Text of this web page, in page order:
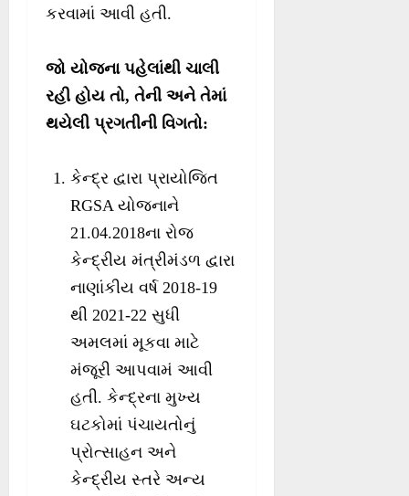
કરવામાં આવી હતી.
જો યોજના પહેલાંથી ચાલી
રહી હોય તો, તેની અને તેમાં
થયેલી પ્રગતીની વિગતો:
કેન્દ્ર દ્વારા પ્રાયોજિત
RGSA યોજનાને
21.04.2018ના રોજ
કેન્દ્રીય મંત્રીમંડળ દ્વારા
નાણાંકીય વર્ષ 2018-19
થી 2021-22 સુધી
અમલમાં મૂકવા માટે
મંજૂરી આપવામં આવી
હતી. કેન્દ્રના મુખ્ય
ઘટકોમાં પંચાયતોનું
પ્રોત્સાહન અને
કેન્દ્રીય સ્તરે અન્ય